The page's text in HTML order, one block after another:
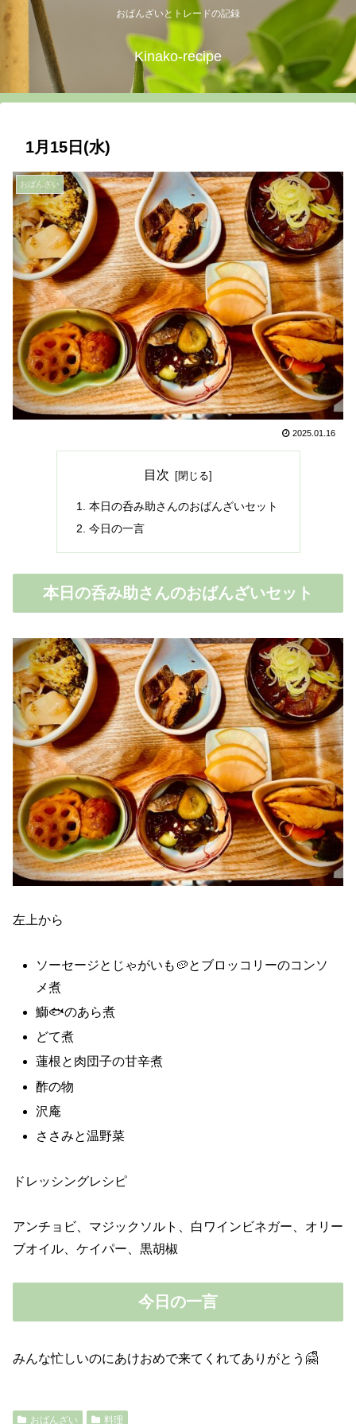
おばんざいとトレードの記録
Kinako-recipe
1月15日(水)
おばんざい
2025.01.16
目次
本日の呑み助さんのおばんざいセット
今日の一言
本日の呑み助さんのおばんざいセット
左上から
ソーセージとじゃがいも🥔とブロッコリーのコンソ
メ煮
鰤🐟のあら煮
どて煮
蓮根と肉団子の甘辛煮
酢の物
沢庵
ささみと温野菜
ドレッシングレシピ
アンチョビ、マジックソルト、白ワインビネガー、オリー
ブオイル、ケイパー、黒胡椒
今日の一言
みんな忙しいのにあけおめで来てくれてありがとう🤗ᩚ
おばんざい 料理